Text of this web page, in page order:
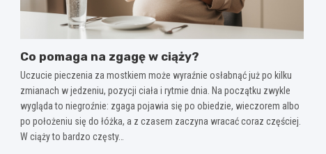
Co pomaga na zgagę w ciąży?
Uczucie pieczenia za mostkiem może wyraźnie osłabnąć już po kilku
zmianach w jedzeniu, pozycji ciała i rytmie dnia. Na początku zwykle
wygląda to niegroźnie: zgaga pojawia się po obiedzie, wieczorem albo
po położeniu się do łóżka, a z czasem zaczyna wracać coraz częściej.
W ciąży to bardzo częsty…